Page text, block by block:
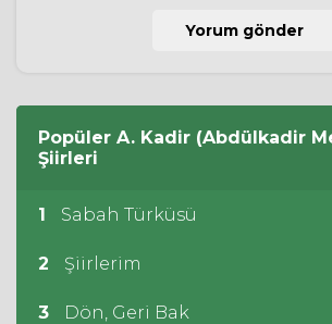
Popüler A. Kadir (Abdülkadir
Şiirleri
1 Sabah Türküsü
2 Şiirlerim
3 Dön, Geri Bak